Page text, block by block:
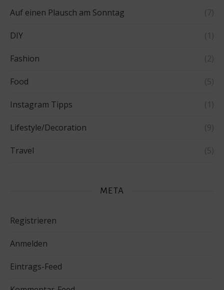
Auf einen Plausch am Sonntag (7)
DIY (1)
Fashion (2)
Food (5)
Instagram Tipps (1)
Lifestyle/Decoration (9)
Travel (5)
META
Registrieren
Anmelden
Eintrags-Feed